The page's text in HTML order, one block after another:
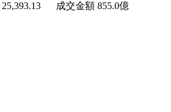
25,393.13 成交金額 855.0億